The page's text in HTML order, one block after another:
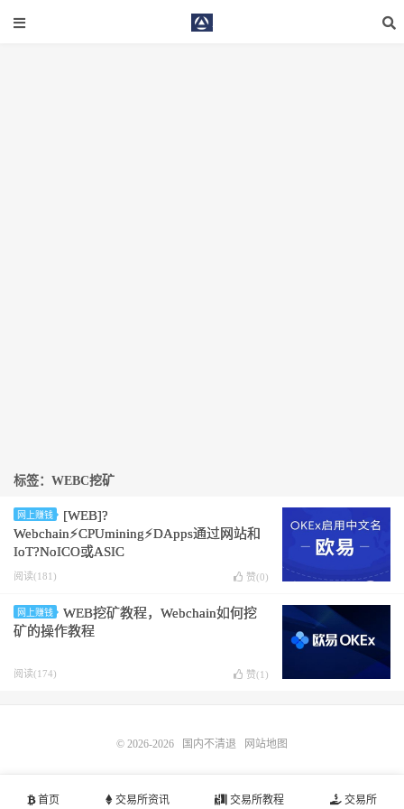
标签：WEBC挖矿
网上赚钱
[WEB]?
Webchain⚡️CPUmining⚡️DApps通过网站和
IoT?NoICO或ASIC
阅读(181) 赞(0)
网上赚钱
WEB挖矿教程，Webchain如何挖
矿的操作教程
阅读(174) 赞(1 )
首页 交易所资讯 交易所教程 交易所
© 2026-2026 国内不清退 网站地图